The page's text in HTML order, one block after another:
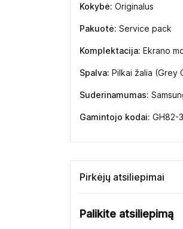
Kokybė: Originalus
Pakuotė: Service pack
Komplektacija: Ekrano
Spalva: Pilkai žalia (Grey
Suderinamumas:
Gamintojo kodai: GH82-
Pirkėjų atsiliepimai
Palikite atsiliepimą